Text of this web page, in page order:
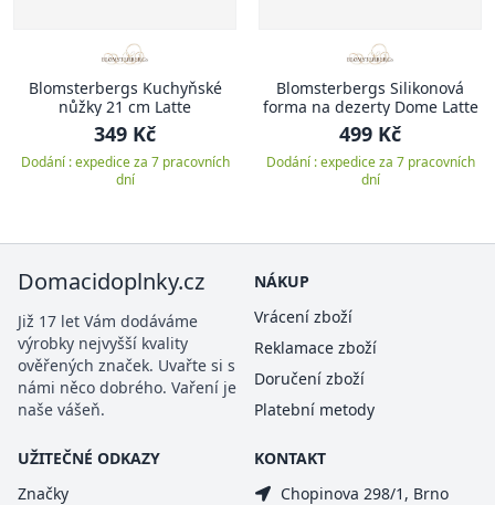
Blomsterbergs Kuchyňské
nůžky 21 cm Latte
349 Kč
Dodání : expedice za 7 pracovních
dní
Blomsterbergs Silikonová
forma na dezerty Dome Latte
499 Kč
Dodání : expedice za 7 pracovních
dní
Domacidoplnky.cz
Již 17 let Vám dodáváme
výrobky nejvyšší kvality
ověřených značek. Uvařte si s
námi něco dobrého. Vaření je
naše vášeň.
NÁKUP
Vrácení zboží
Reklamace zboží
Doručení zboží
Platební metody
UŽITEČNÉ ODKAZY
Značky
KONTAKT
Chopinova 298/1, Brno